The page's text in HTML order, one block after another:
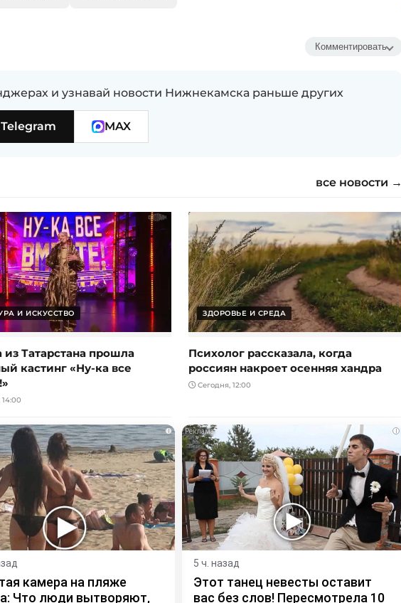
Комментировать
и узнавай новости Нижнекамска раньше других
Telegram MAX
все новости →
И ИСКУССТВО
из Татарстана прошла
кастинг «Ну-ка все
ЗДОРОВЬЕ И СРЕДА
Психолог рассказала, когда
россиян накроет осенняя хандра
Сегодня, 12:00
i
камера на пляже
Что люди вытворяют,
i
5 ч. назад
Этот танец невесты оставит
вас без слов! Пересмотрела 10